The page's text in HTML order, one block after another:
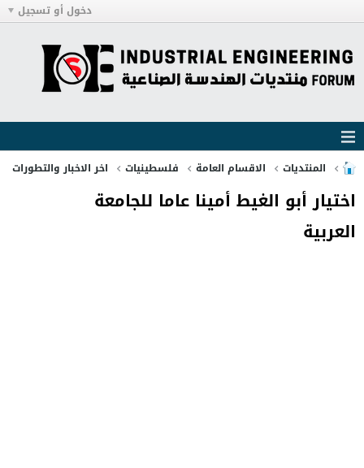
دخول أو تسجيل
المنتديات الاقسام العامة فلسطينيات اخر الاخبار والتطورات
اختيار أبو الغيط أمينا عاما للجامعة
العربية